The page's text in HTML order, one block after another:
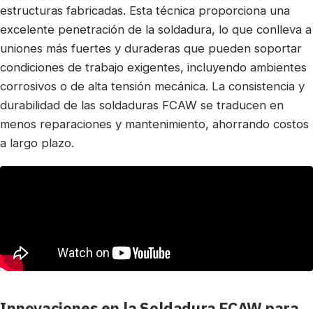
estructuras fabricadas. Esta técnica proporciona una
excelente penetración de la soldadura, lo que conlleva a
uniones más fuertes y duraderas que pueden soportar
condiciones de trabajo exigentes, incluyendo ambientes
corrosivos o de alta tensión mecánica. La consistencia y
durabilidad de las soldaduras FCAW se traducen en
menos reparaciones y mantenimiento, ahorrando costos
a largo plazo.